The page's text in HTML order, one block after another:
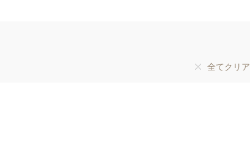
全てクリア